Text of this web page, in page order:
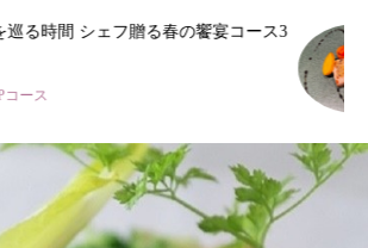
春のひととき、美食シェフ3名の特別コース